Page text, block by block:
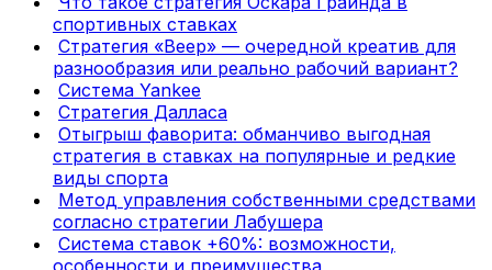
спортивных ставках
Стратегия «Веер» — очередной креатив для
разнообразия или реально рабочий вариант?
Система Yankee
Стратегия Далласа
Отыгрыш фаворита: обманчиво выгодная
стратегия в ставках на популярные и редкие
виды спорта
Метод управления собственными средствами
согласно стратегии Лабушера
Система ставок +60%: возможности,
особенности и преимущества